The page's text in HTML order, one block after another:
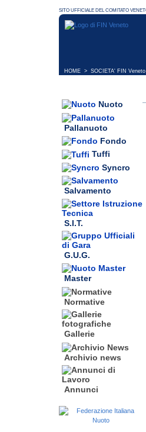
HOME > SOCIETA' FIN Veneto
Nuoto
Pallanuoto
Fondo
Tuffi
Syncro
Salvamento
S.I.T.
G.U.G.
Master
Normative
Gallerie
Archivio news
Annunci